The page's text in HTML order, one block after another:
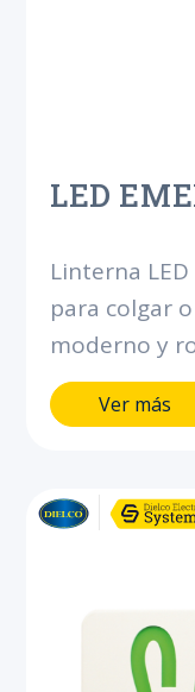
LED
Linterna
para colgar
moderno y
integrada
autonomía.
Ver más